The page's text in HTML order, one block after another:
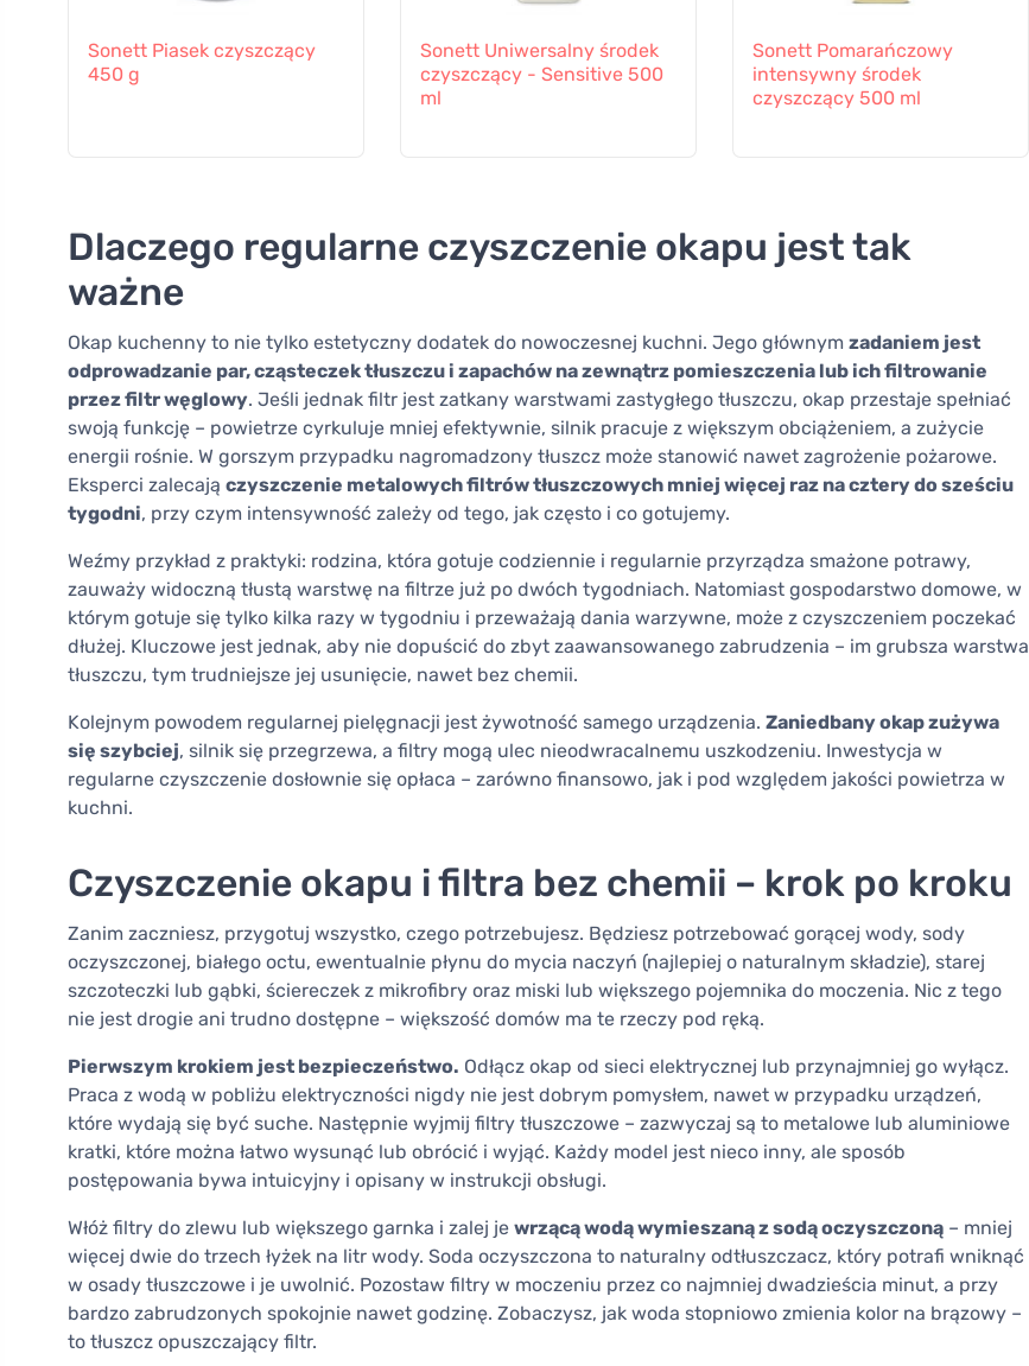
Sonett Piasek czyszczący
450 g
Sonett Uniwersalny środek
czyszczący - Sensitive 500
ml
Sonett Pomarańczowy
intensywny środek
czyszczący 500 ml
Dlaczego regularne czyszczenie okapu jest tak
ważne
Okap kuchenny to nie tylko estetyczny dodatek do nowoczesnej kuchni. Jego głównym zadaniem jest
odprowadzanie par, cząsteczek tłuszczu i zapachów na zewnątrz pomieszczenia lub ich filtrowanie
przez filtr węglowy. Jeśli jednak filtr jest zatkany warstwami zastygłego tłuszczu, okap przestaje spełniać
swoją funkcję – powietrze cyrkuluje mniej efektywnie, silnik pracuje z większym obciążeniem, a zużycie
energii rośnie. W gorszym przypadku nagromadzony tłuszcz może stanowić nawet zagrożenie pożarowe.
Eksperci zalecają czyszczenie metalowych filtrów tłuszczowych mniej więcej raz na cztery do sześciu
tygodni, przy czym intensywność zależy od tego, jak często i co gotujemy.
Weźmy przykład z praktyki: rodzina, która gotuje codziennie i regularnie przyrządza smażone potrawy,
zauważy widoczną tłustą warstwę na filtrze już po dwóch tygodniach. Natomiast gospodarstwo domowe, w
którym gotuje się tylko kilka razy w tygodniu i przeważają dania warzywne, może z czyszczeniem poczekać
dłużej. Kluczowe jest jednak, aby nie dopuścić do zbyt zaawansowanego zabrudzenia – im grubsza warstwa
tłuszczu, tym trudniejsze jej usunięcie, nawet bez chemii.
Kolejnym powodem regularnej pielęgnacji jest żywotność samego urządzenia. Zaniedbany okap zużywa
się szybciej, silnik się przegrzewa, a filtry mogą ulec nieodwracalnemu uszkodzeniu. Inwestycja w
regularne czyszczenie dosłownie się opłaca – zarówno finansowo, jak i pod względem jakości powietrza w
kuchni.
Czyszczenie okapu i filtra bez chemii – krok po kroku
Zanim zaczniesz, przygotuj wszystko, czego potrzebujesz. Będziesz potrzebować gorącej wody, sody
oczyszczonej, białego octu, ewentualnie płynu do mycia naczyń (najlepiej o naturalnym składzie), starej
szczoteczki lub gąbki, ściereczek z mikrofibry oraz miski lub większego pojemnika do moczenia. Nic z tego
nie jest drogie ani trudno dostępne – większość domów ma te rzeczy pod ręką.
Pierwszym krokiem jest bezpieczeństwo. Odłącz okap od sieci elektrycznej lub przynajmniej go wyłącz.
Praca z wodą w pobliżu elektryczności nigdy nie jest dobrym pomysłem, nawet w przypadku urządzeń,
które wydają się być suche. Następnie wyjmij filtry tłuszczowe – zazwyczaj są to metalowe lub aluminiowe
kratki, które można łatwo wysunąć lub obrócić i wyjąć. Każdy model jest nieco inny, ale sposób
postępowania bywa intuicyjny i opisany w instrukcji obsługi.
Włóż filtry do zlewu lub większego garnka i zalej je wrzącą wodą wymieszaną z sodą oczyszczoną – mniej
więcej dwie do trzech łyżek na litr wody. Soda oczyszczona to naturalny odtłuszczacz, który potrafi wniknąć
w osady tłuszczowe i je uwolnić. Pozostaw filtry w moczeniu przez co najmniej dwadzieścia minut, a przy
bardzo zabrudzonych spokojnie nawet godzinę. Zobaczysz, jak woda stopniowo zmienia kolor na brązowy –
to tłuszcz opuszczający filtr.